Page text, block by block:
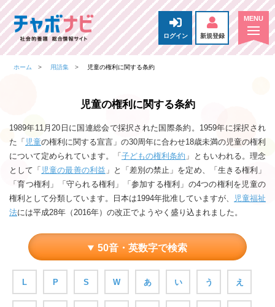
ログイン 新規登録
ホーム 用語集 児童の権利に関する条約
児童の権利に関する条約
1989年11月20日に国連総会で採択された国際条約。1959年に採択され
た「 児童の権利に関する宣言」の30周年に合わせ18歳未満の児童の権利
について定められています。「 子どもの権利条約 」ともいわれる。理念
として「 児童の最善の利益 」と「差別の禁止」を定め、「生きる権利」
「育つ権利」「守られる権利」「参加する権利」の4つの権利を児童の
権利として分類しています。日本は1994年批准していますが、
児童福祉
法には平成28年（2016年）の改正でようやく盛り込まれました。
50音・英数字で検索
L P S W あ い う え